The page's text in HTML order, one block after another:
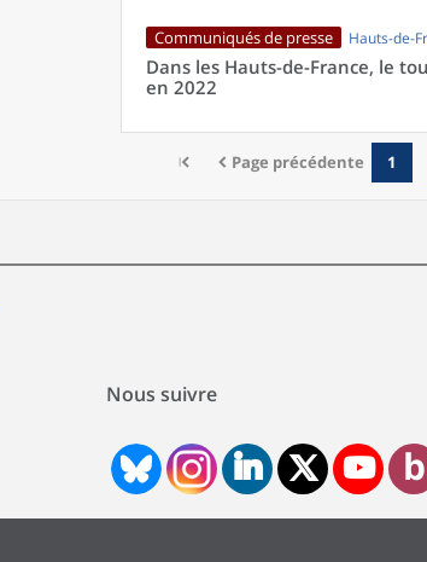
Communiqués de presse Hauts-de-
Dans les Hauts-de-France, le
en 2022
Page précédente 1
Nous suivre